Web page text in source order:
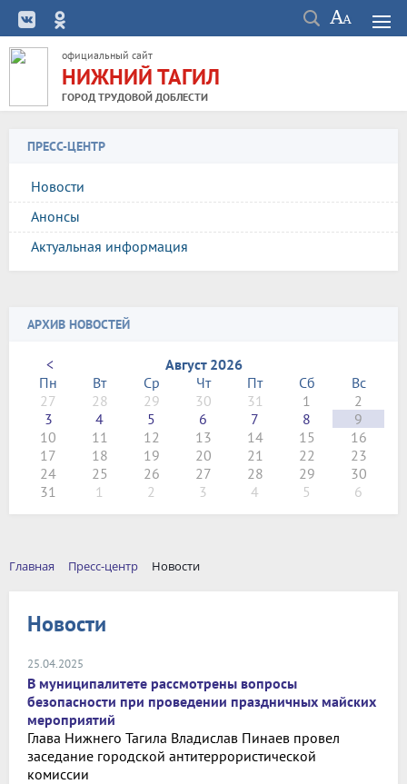
официальный сайт
НИЖНИЙ ТАГИЛ
ГОРОД ТРУДОВОЙ ДОБЛЕСТИ
ПРЕСС-ЦЕНТР
Новости
Анонсы
Актуальная информация
АРХИВ НОВОСТЕЙ
<
Август 2026
Пн
Вт Ср Чт Пт Сб
Вс
27
28 29 30 31 1
2
3
4 5 6 7 8
9
10
11 12 13 14 15
16
17
18 19 20 21 22
23
24
25 26 27 28 29
30
31
1 2 3 4 5 6
Главная Пресс-центр Новости
Новости
25.04.2025
В муниципалитете рассмотрены вопросы
безопасности при проведении праздничных майских
мероприятий
Глава Нижнего Тагила Владислав Пинаев провел
заседание городской антитеррористической
комиссии